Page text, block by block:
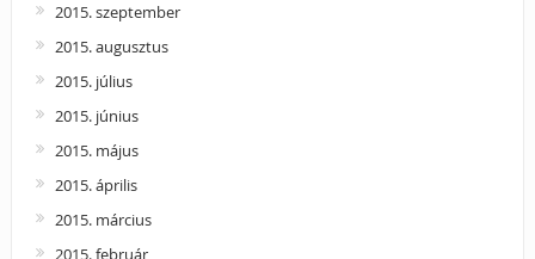
2015. szeptember
2015. augusztus
2015. július
2015. június
2015. május
2015. április
2015. március
2015. február